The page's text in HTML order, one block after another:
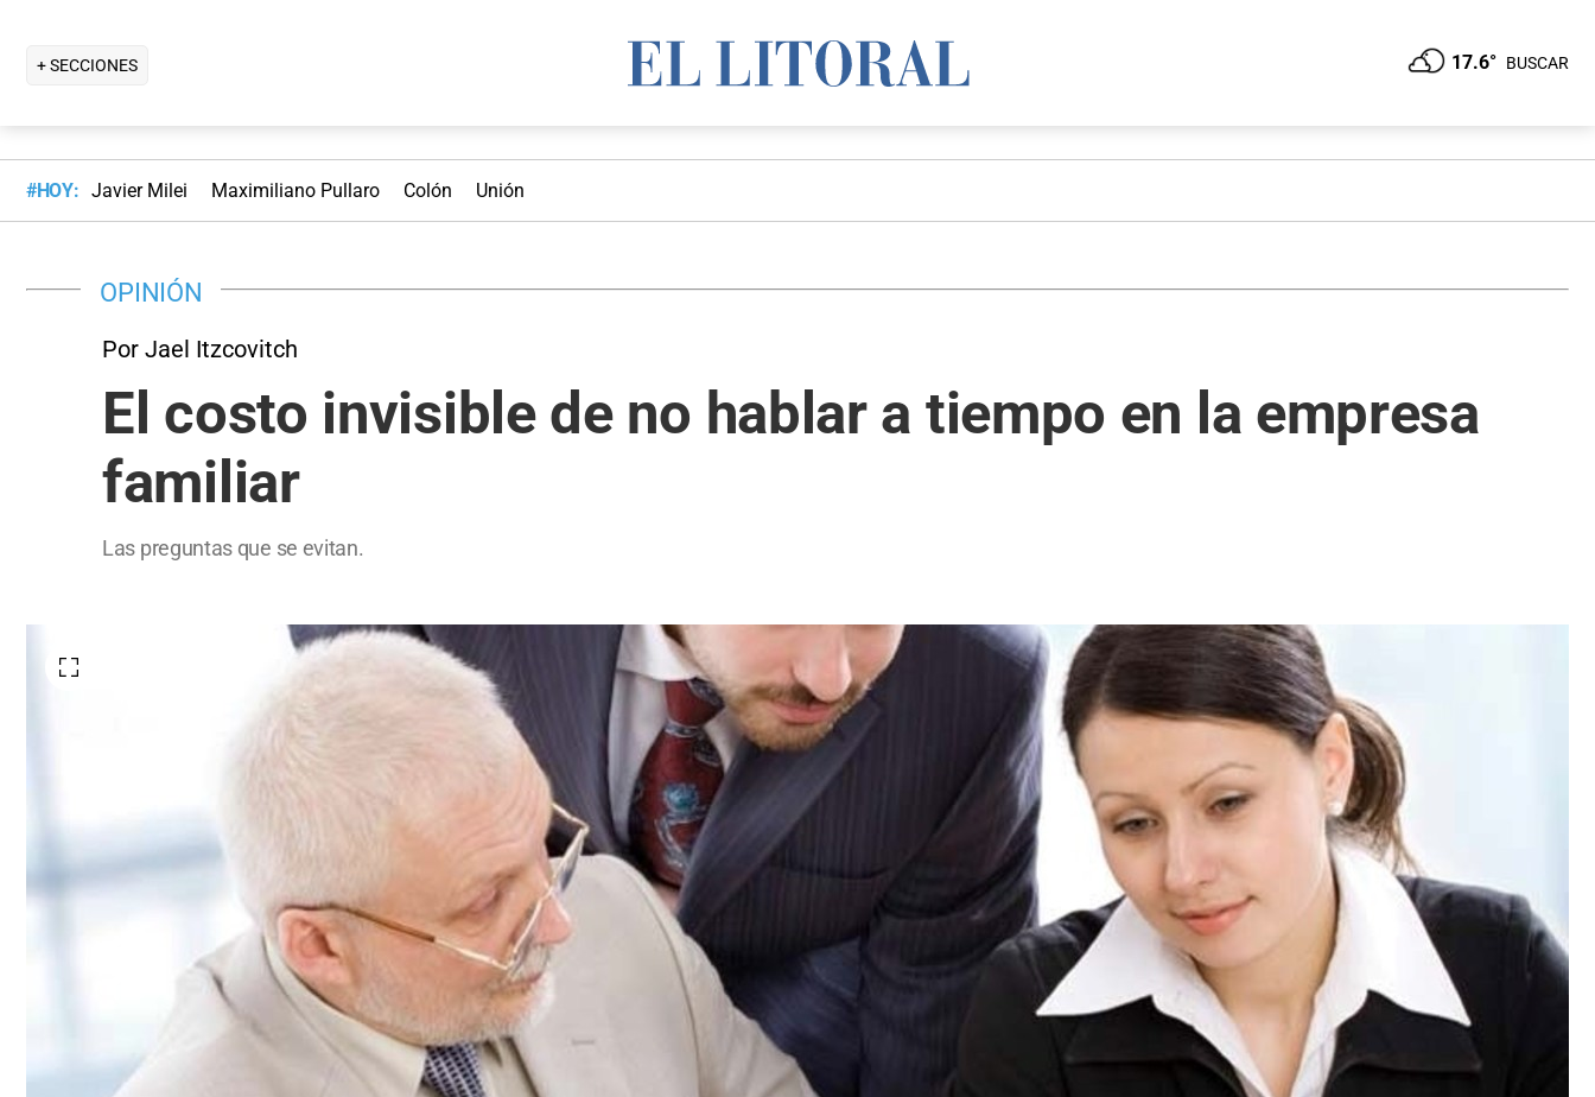
+ SECCIONES 17.6° BUSCAR
#HOY: Javier Milei Maximiliano Pullaro Colón Unión
OPINIÓN
Por Jael Itzcovitch
El costo invisible de no hablar a tiempo en la empresa
familiar
Las preguntas que se evitan.